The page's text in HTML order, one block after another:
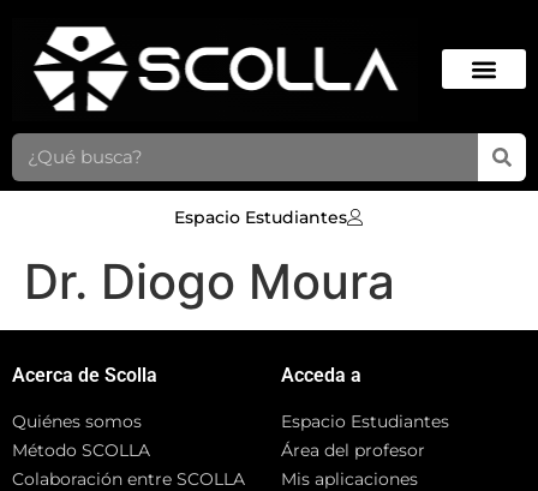
Espacio Estudiantes
Dr. Diogo Moura
Acerca de Scolla
Quiénes somos
Método SCOLLA
Colaboración entre SCOLLA
Acceda a
Espacio Estudiantes
Área del profesor
Mis aplicaciones